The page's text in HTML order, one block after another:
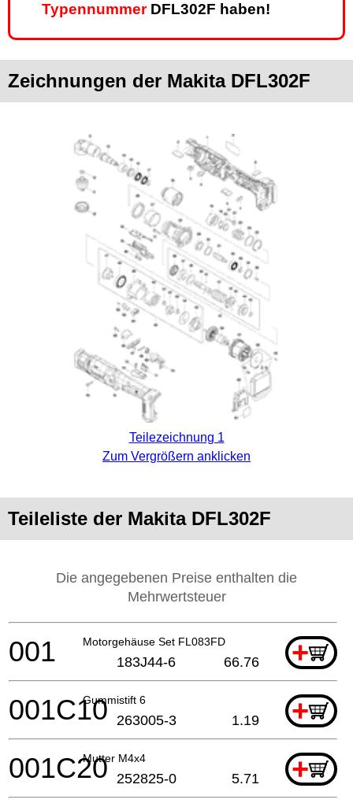
TypennummerDFL302F haben!
Zeichnungen der Makita DFL302F
Teilezeichnung 1
Zum Vergrößern anklicken
Teileliste der Makita DFL302F
Die angegebenen Preise enthalten die
Mehrwertsteuer
Motorgehäuse Set FL083FD +
001 183J44-6 66.76
Gummistift 6 +
001C10 263005-3 1.19
Mutter M4x4 +
001C20 252825-0 5.71